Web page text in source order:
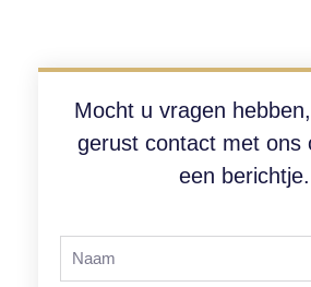
Mocht u vragen
gerust contact met ons
een berichtje.